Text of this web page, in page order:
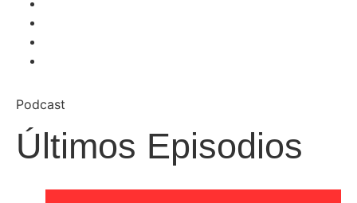
Podcast
Últimos Episodios